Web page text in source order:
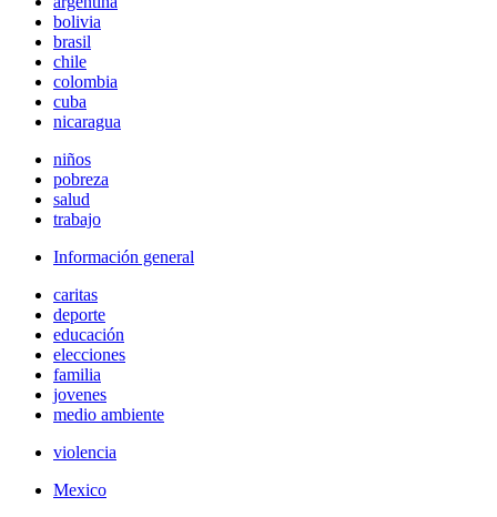
bolivia
brasil
chile
colombia
cuba
nicaragua
niños
pobreza
salud
trabajo
Información general
caritas
deporte
educación
elecciones
familia
jovenes
medio ambiente
violencia
Mexico